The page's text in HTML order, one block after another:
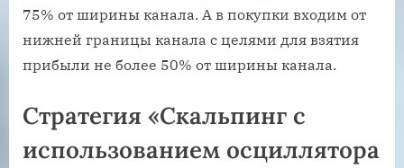
75% от ширины канала. А в покупки входим от
нижней границы канала с целями для взятия
прибыли не более 50% от ширины канала.
Стратегия «Скальпинг с
использованием осциллятора